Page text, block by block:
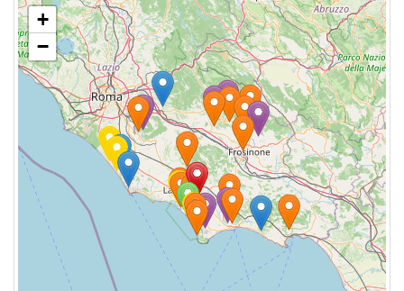
LUOGHI
A
DOG
OFFERTE
A
DOG
+
−